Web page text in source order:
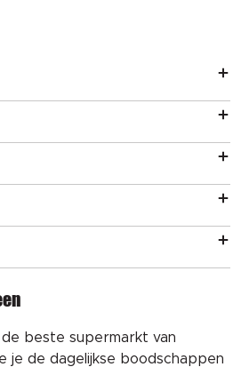
de beste supermarkt van
je de dagelijkse boodschappen